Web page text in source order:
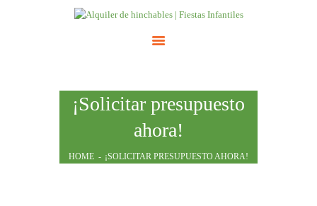
¡Solicitar presupuesto
ahora!
HOME ¡SOLICITAR PRESUPUESTO AHORA!
INICIO
ATRACCIONES
NOSOTROS